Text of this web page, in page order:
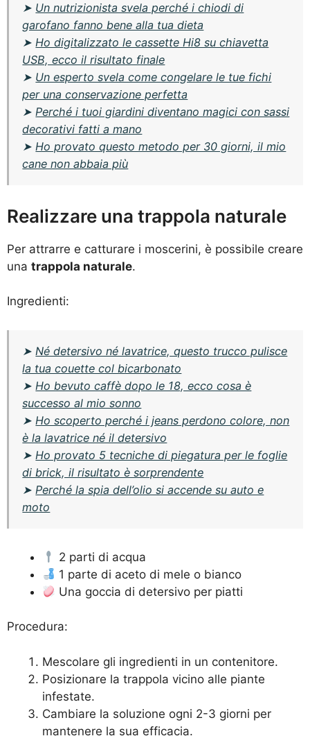
➤ Un nutrizionista svela perché i chiodi di
garofano fanno bene alla tua dieta
➤Ho digitalizzato le cassette Hi8 su chiavetta
USB, ecco il risultato finale
➤ Un esperto svela come congelare le tue fichi
per una conservazione perfetta
➤Perché i tuoi giardini diventano magici con sassi
decorativi fatti a mano
➤Ho provato questo metodo per 30 giorni, il mio
cane non abbaia più
Realizzare una trappola naturale
Per attrarre e catturare i moscerini, è possibile creare
una trappola naturale.
Ingredienti:
➤Né detersivo né lavatrice, questo trucco pulisce
la tua couette col bicarbonato
➤Ho bevuto caffè dopo le 18, ecco cosa è
successo al mio sonno
➤Ho scoperto perché i jeans perdono colore, non
è la lavatrice né il detersivo
➤Ho provato 5 tecniche di piegatura per le foglie
di brick, il risultato è sorprendente
➤Perché la spia dell’olio si accende su auto e
moto
2 parti di acqua
1 parte di aceto di mele o bianco
Una goccia di detersivo per piatti
Procedura:
Mescolare gli ingredienti in un contenitore.
Posizionare la trappola vicino alle piante
infestate.
Cambiare la soluzione ogni 2-3 giorni per
mantenere la sua efficacia.